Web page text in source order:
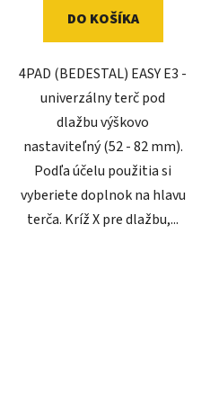
DO KOŠÍKA
4PAD (BEDESTAL) EASY E3 -
univerzálny terč pod
dlažbu výškovo
nastaviteľný (52 - 82 mm).
Podľa účelu použitia si
vyberiete doplnok na hlavu
terča. Kríž X pre dlažbu,...